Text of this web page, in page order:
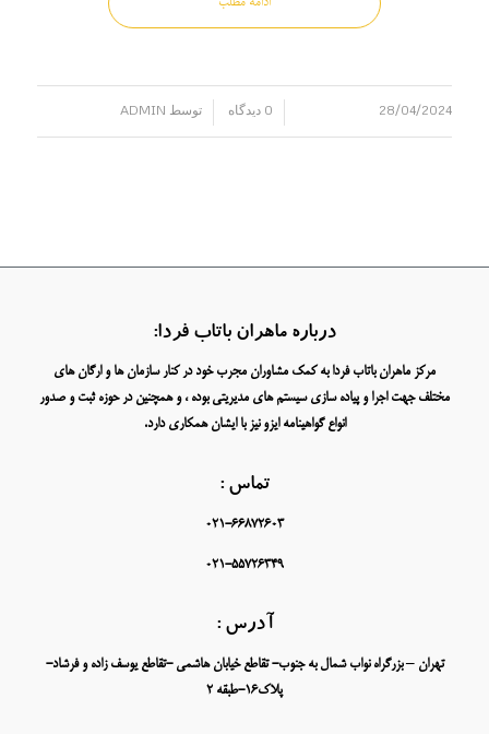
28/04/2024 0 دیدگاه توسط ADMIN
درباره ماهران باتاب فردا:
مرکز ماهران باتاب فردا به کمک مشاوران مجرب خود در کنار سازمان ها و ارگان های
مختلف جهت اجرا و پیاده سازی سیستم های مدیریتی بوده ، و همچنین در حوزه ثبت و صدور
انواع گواهینامه ایزو نیز با ایشان همکاری دارد.
تماس :
021-66872603
021-55726349
آدرس :
تهران – بزرگراه نواب شمال به جنوب- تقاطع خیابان هاشمی -تقاطع یوسف زاده و فرشاد-
پلاک16-طبقه 2